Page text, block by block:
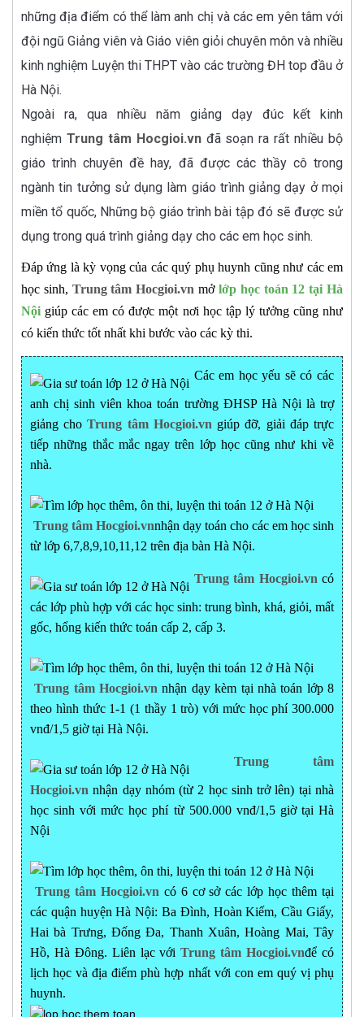
những địa điểm có thể làm anh chị và các em yên tâm với
đội ngũ Giảng viên và Giáo viên giỏi chuyên môn và nhiều
kinh nghiệm Luyện thi THPT vào các trường ĐH top đầu ở
Hà Nội.
Ngoài ra, qua nhiều năm giảng dạy đúc kết kinh
nghiệm Trung tâm Hocgioi.vnđã soạn ra rất nhiều bộ
giáo trình chuyên đề hay, đã được các thầy cô trong
ngành tin tưởng sử dụng làm giáo trình giảng dạy ở mọi
miền tổ quốc, Những bộ giáo trình bài tập đó sẽ được sử
dụng trong quá trình giảng dạy cho các em học sinh.
Đáp ứng là kỳ vọng của các quý phụ huynh cũng như các em
học sinh, Trung tâm Hocgioi.vn mở lớp học toán 12 tại Hà
Nội giúp các em có được một nơi học tập lý tưởng cũng như
có kiến thức tốt nhất khi bước vào các kỳ thi.
Các em học yếu sẽ có các
anh chị sinh viên khoa toán trường ĐHSP Hà Nội là trợ
giảng choTrung tâm Hocgioi.vn giúp đỡ, giải đáp trực
tiếp những thắc mắc ngay trên lớp học cũng như khi về
nhà.
Trung tâm Hocgioi.vnnhận dạy toán cho các em học sinh
từ lớp 6,7,8,9,10,11,12 trên địa bàn Hà Nội.
Trung tâm Hocgioi.vn có
các lớp phù hợp với các học sinh: trung bình, khá, giỏi, mất
gốc, hổng kiến thức toán cấp 2, cấp 3.
Trung tâm Hocgioi.vn nhận dạy kèm tại nhà toán lớp 8
theo hình thức 1-1 (1 thầy 1 trò) với mức học phí 300.000
vnđ/1,5 giờ tại Hà Nội.
Trung tâm
Hocgioi.vn nhận dạy nhóm (từ 2 học sinh trở lên) tại nhà
học sinh với mức học phí từ 500.000 vnđ/1,5 giờ tại Hà
Nội
Trung tâm Hocgioi.vn có 6 cơ sở các lớp học thêm tại
các quận huyện Hà Nội: Ba Đình, Hoàn Kiếm, Cầu Giấy,
Hai bà Trưng, Đống Đa, Thanh Xuân, Hoàng Mai, Tây
Hồ, Hà Đông. Liên lạc vớiTrung tâm Hocgioi.vnđể có
lịch học và địa điểm phù hợp nhất với con em quý vị phụ
huynh.